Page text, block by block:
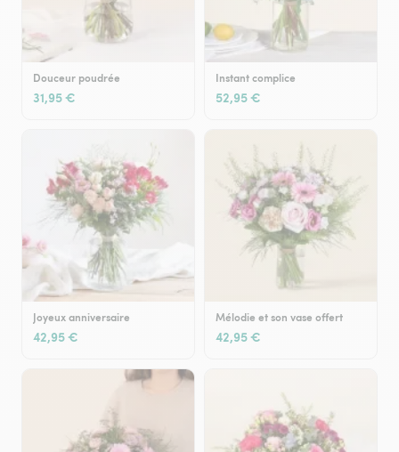
Douceur poudrée
31,95 €
Instant complice
52,95 €
Joyeux anniversaire
42,95 €
Mélodie et son vase offert
42,95 €